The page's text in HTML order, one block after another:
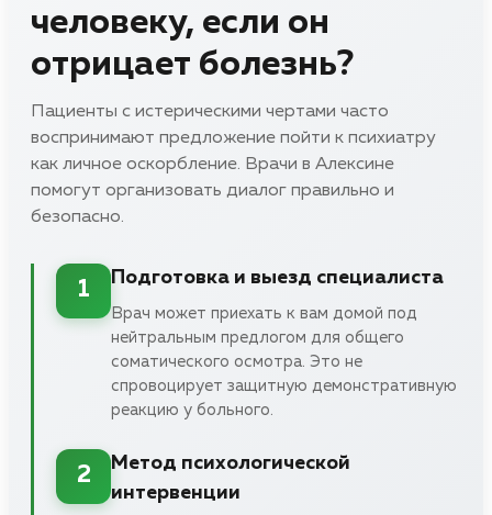
человеку, если он
отрицает болезнь?
Пациенты с истерическими чертами часто
воспринимают предложение пойти к психиатру
как личное оскорбление. Врачи в Алексине
помогут организовать диалог правильно и
безопасно.
1
Подготовка и выезд специалиста
Врач может приехать к вам домой под
нейтральным предлогом для общего
соматического осмотра. Это не
спровоцирует защитную демонстративную
реакцию у больного.
2
Метод психологической
интервенции